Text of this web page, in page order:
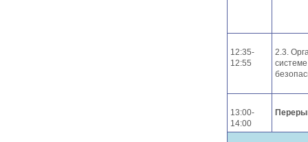
12:35-
12:55
2.3.
13:00-
14:00